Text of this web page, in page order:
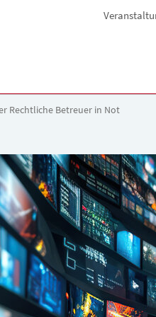
Rechtliche Betreuer in Not